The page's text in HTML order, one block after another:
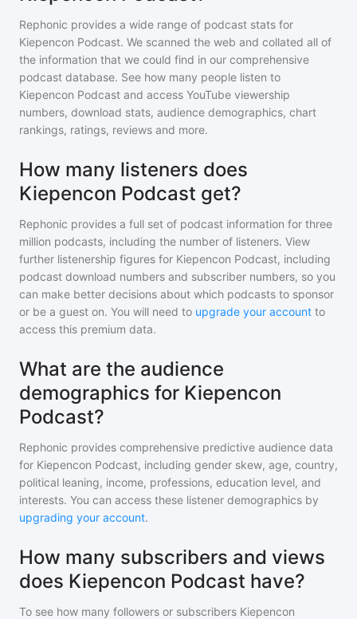
Rephonic provides a wide range of podcast stats for
Kiepencon Podcast. We scanned the web and collated all of
the information that we could find in our comprehensive
podcast database. See how many people listen to
Kiepencon Podcast and access YouTube viewership
numbers, download stats, audience demographics, chart
rankings, ratings, reviews and more.
How many listeners does
Kiepencon Podcast get?
Rephonic provides a full set of podcast information for three
million podcasts, including the number of listeners. View
further listenership figures for Kiepencon Podcast, including
podcast download numbers and subscriber numbers, so you
can make better decisions about which podcasts to sponsor
or be a guest on. You will need to upgrade your account to
access this premium data.
What are the audience
demographics for Kiepencon
Podcast?
Rephonic provides comprehensive predictive audience data
for Kiepencon Podcast, including gender skew, age, country,
political leaning, income, professions, education level, and
interests. You can access these listener demographics by
upgrading your account.
How many subscribers and views
does Kiepencon Podcast have?
To see how many followers or subscribers Kiepencon